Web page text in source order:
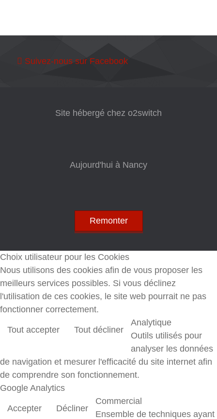
Suivez-nous sur Facebook
Site hébergé chez o2switch
Aujourd'hui à Nancy
Remonter
Choix utilisateur pour les Cookies
Nous utilisons des cookies afin de vous proposer les
meilleurs services possibles. Si vous déclinez
l'utilisation de ces cookies, le site web pourrait ne pas
fonctionner correctement.
Tout accepter Tout décliner
Analytique
Outils utilisés pour
analyser les données
de navigation et mesurer l'efficacité du site internet afin
de comprendre son fonctionnement.
Google Analytics
Accepter Décliner
Commercial
Ensemble de techniques ayant